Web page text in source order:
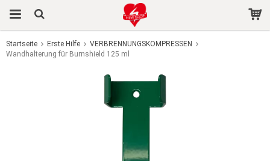
Das Produkt wurde in Ihren Warenkorb gelegt
Startseite Erste Hilfe
VERBRENNUNGSKOMPRESSEN
Wandhalterung für Burnshield 125 ml